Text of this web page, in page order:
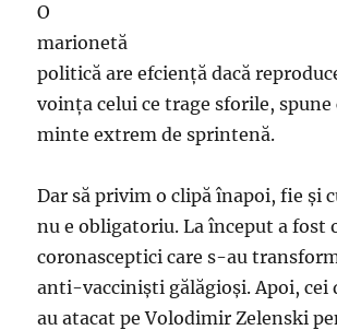
O
marionetă
politică are efcienţă dacă
voinţa celui ce trage sforile, spune
minte extrem de sprintenă.
Dar să privim o clipă înapoi, fie şi
nu e obligatoriu. La început a fost
coronasceptici care s-au
anti-vaccinişti gălăgioşi. Apoi, cei
au atacat pe Volodimir Zelenski